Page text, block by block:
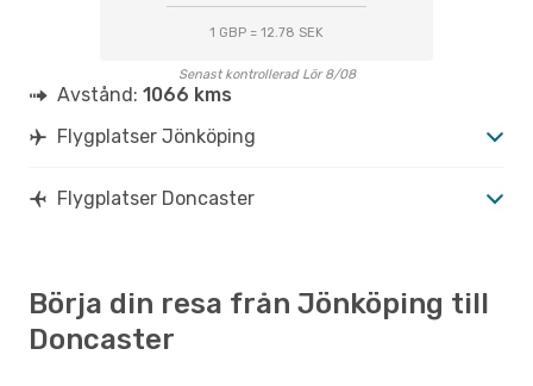
1 GBP = 12.78 SEK
Senast kontrollerad Lör 8/08
Avstånd: 1066 kms
Flygplatser Jönköping
Flygplatser Doncaster
Börja din resa från Jönköping till
Doncaster